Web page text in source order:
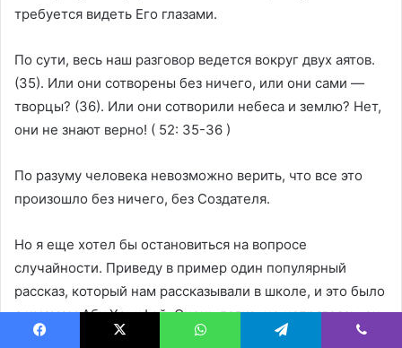
требуется видеть Его глазами.
По сути, весь наш разговор ведется вокруг двух аятов.
(35). Или они сотворены без ничего, или они сами —
творцы? (36). Или они сотворили небеса и землю? Нет,
они не знают верно! ( 52: 35-36 )
По разуму человека невозможно верить, что все это
произошло без ничего, без Создателя.
Но я еще хотел бы остановиться на вопросе
случайности. Приведу в пример один популярный
рассказ, который нам рассказывали в школе, и это было
с имамом Абу Ханифой. Очень легко, не напрягаясь, он
доказал, что верить в случайность — это бред,